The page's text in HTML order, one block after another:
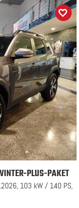
PLUS-PAKET
103 kW / 140 PS,